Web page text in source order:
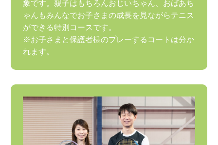
象です。親子はもちろんおじいちゃん、おばあち
ゃんもみんなでお子さまの成長を見ながらテニス
ができる特別コースです。
※お子さまと保護者様のプレーするコートは分か
れます。